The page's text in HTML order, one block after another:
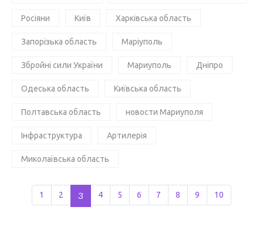
Росіяни Київ Харківська область
Запорізька область Маріуполь
Збройні сили України Мариуполь Дніпро
Одеська область Київська область
Полтавська область новости Мариуполя
Інфраструктура Артилерія
Миколаївська область
1 2 3 4 5 6 7 8 9 10